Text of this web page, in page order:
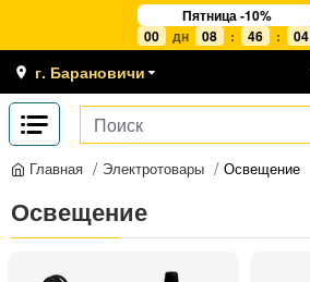
Пятница -10%
00
дн 08 : 46 : 03
г. Барановичи
Главная Электротовары Освещение
Освещение